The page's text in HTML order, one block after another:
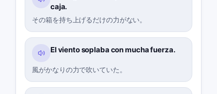
caja.
その箱を持ち上げるだけの力がない。
El viento soplaba con mucha fuerza.
風がかなりの力で吹いていた。